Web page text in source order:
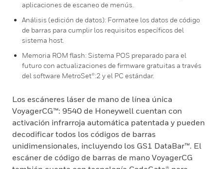
aplicaciones de escaneo de menús.
Análisis (edición de datos): Formatee los datos de código
de barras para cumplir los requisitos específicos del
sistema host.
Memoria ROM flash: Sistema POS preparado para el
futuro con actualizaciones de firmware gratuitas a través
del software MetroSet®:2 y el PC estándar.
Los escáneres láser de mano de línea única
VoyagerCG™: 9540 de Honeywell cuentan con
activación infrarroja automática patentada y pueden
decodificar todos los códigos de barras
unidimensionales, incluyendo los GS1 DataBar™. El
escáner de código de barras de mano VoyagerCG